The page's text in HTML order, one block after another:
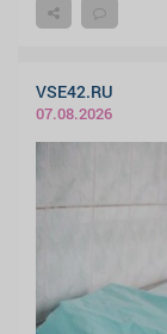
VSE42.RU
07.08.2026